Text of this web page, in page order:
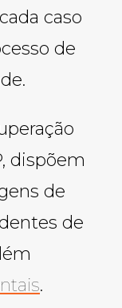
caso
de
dispõem
de
de
.